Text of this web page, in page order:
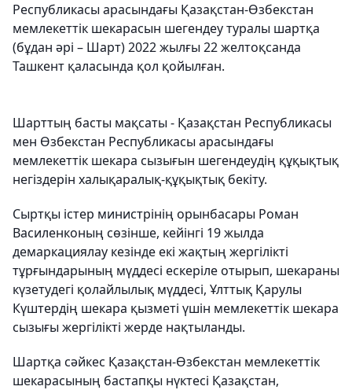
Республикасы арасындағы Қазақстан-Өзбекстан
мемлекеттік шекарасын шегендеу туралы шартқа
(бұдан әрі – Шарт) 2022 жылғы 22 желтоқсанда
Ташкент қаласында қол қойылған.
Шарттың басты мақсаты - Қазақстан Республикасы
мен Өзбекстан Республикасы арасындағы
мемлекеттік шекара сызығын шегендеудің құқықтық
негіздерін халықаралық-құқықтық бекіту.
Сыртқы істер министрінің орынбасары Роман
Василенконың сөзінше, кейінгі 19 жылда
демаркациялау кезінде екі жақтың жергілікті
тұрғындарының мүддесі ескеріле отырып, шекараны
күзетудегі қолайлылық мүддесі, Ұлттық Қарулы
Күштердің шекара қызметі үшін мемлекеттік шекара
сызығы жергілікті жерде нақтыланды.
Шартқа сәйкес Қазақстан-Өзбекстан мемлекеттік
шекарасының бастапқы нүктесі Қазақстан,